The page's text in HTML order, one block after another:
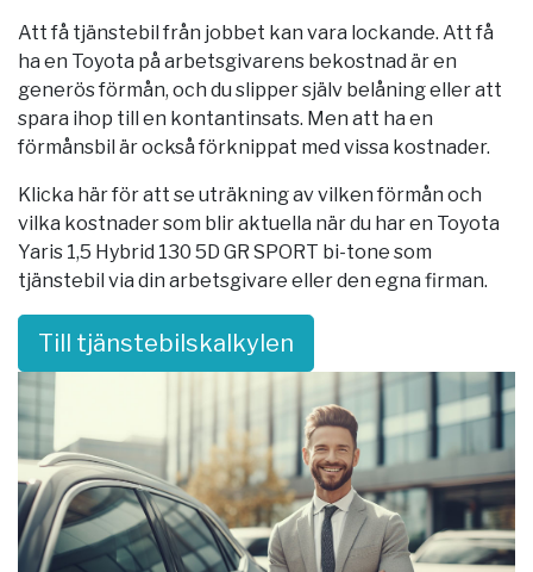
Att få tjänstebil från jobbet kan vara lockande. Att få
ha en Toyota på arbetsgivarens bekostnad är en
generös förmån, och du slipper själv belåning eller att
spara ihop till en kontantinsats. Men att ha en
förmånsbil är också förknippat med vissa kostnader.
Klicka här för att se uträkning av vilken förmån och
vilka kostnader som blir aktuella när du har en Toyota
Yaris 1,5 Hybrid 130 5D GR SPORT bi-tone som
tjänstebil via din arbetsgivare eller den egna firman.
Till tjänstebilskalkylen